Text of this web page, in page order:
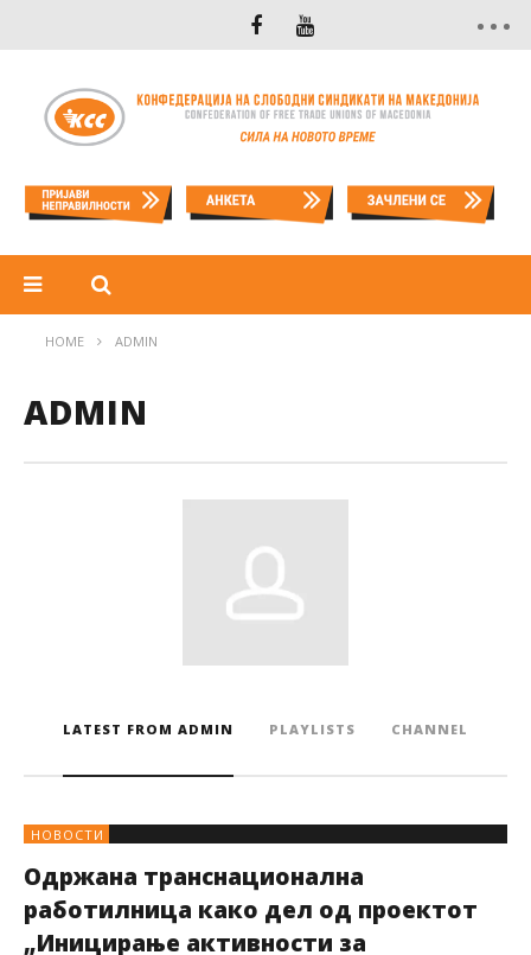
HOME ADMIN
ADMIN
LATEST FROM ADMIN PLAYLISTS CHANNEL
НОВОСТИ
Одржана транснационална
работилница како дел од проектот
„Иницирање активности за